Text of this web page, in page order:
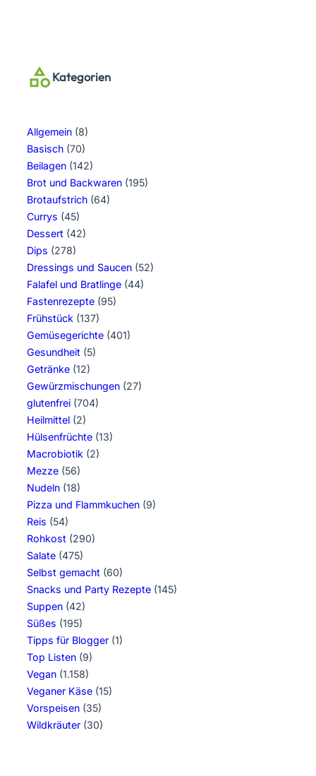
Kategorien
Allgemein (8)
Basisch (70)
Beilagen (142)
Brot und Backwaren (195)
Brotaufstrich (64)
Currys (45)
Dessert (42)
Dips (278)
Dressings und Saucen (52)
Falafel und Bratlinge (44)
Fastenrezepte (95)
Frühstück (137)
Gemüsegerichte (401)
Gesundheit (5)
Getränke (12)
Gewürzmischungen (27)
glutenfrei (704)
Heilmittel (2)
Hülsenfrüchte (13)
Macrobiotik (2)
Mezze (56)
Nudeln (18)
Pizza und Flammkuchen (9)
Reis (54)
Rohkost (290)
Salate (475)
Selbst gemacht (60)
Snacks und Party Rezepte (145)
Suppen (42)
Süßes (195)
Tipps für Blogger (1)
Top Listen (9)
Vegan (1.158)
Veganer Käse (15)
Vorspeisen (35)
Wildkräuter (30)